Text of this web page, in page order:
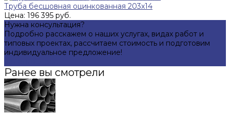
Труба бесшовная оцинкованная 203х14
Цена: 196 395 руб.
Нужна консультация?
Подробно расскажем о наших услугах, видах работ и
типовых проектах, рассчитаем стоимость и подготовим
индивидуальное предложение!
Ранее вы смотрели